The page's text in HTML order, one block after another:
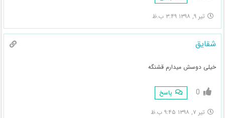
تیر ۹, ۱۳۹۸ ۳:۴۹ ب.ظ
شقایق
خیلی دوسش میدارم قشنگه
0 پاسخ
تیر ۷, ۱۳۹۸ ۹:۴۵ ب.ظ